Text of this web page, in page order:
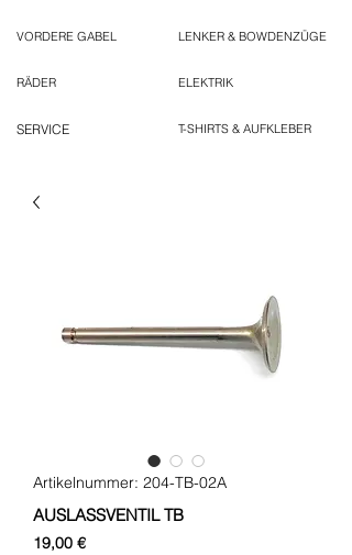
VORDERE GABEL
RÄDER
SERVICE
LENKER & BOWDENZÜGE
ELEKTRIK
T-SHIRTS & AUFKLEBER
Artikelnummer: 204-TB-02A
AUSLASSVENTIL TB
19,00 €Preis